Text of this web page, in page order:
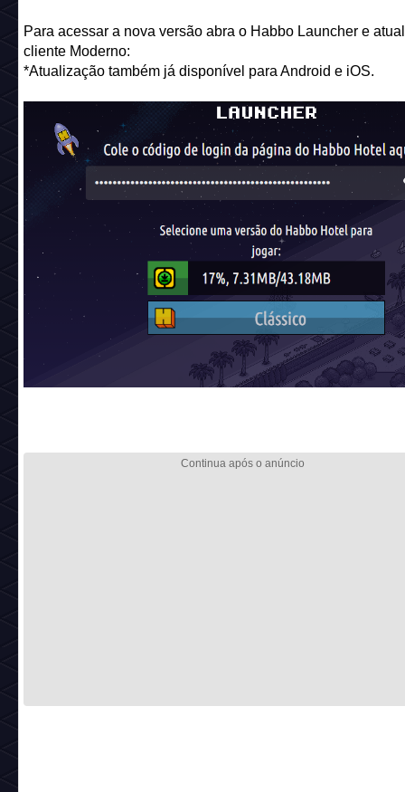
Para acessar a nova versão abra o Habbo Launcher e
cliente Moderno:
*Atualização também já disponível para Android e iOS.